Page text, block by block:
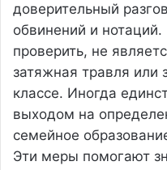
доверительный
обвинений и
проверить, не
затяжная травля или
классе. Иногда
выходом на
семейное
Эти меры помогают